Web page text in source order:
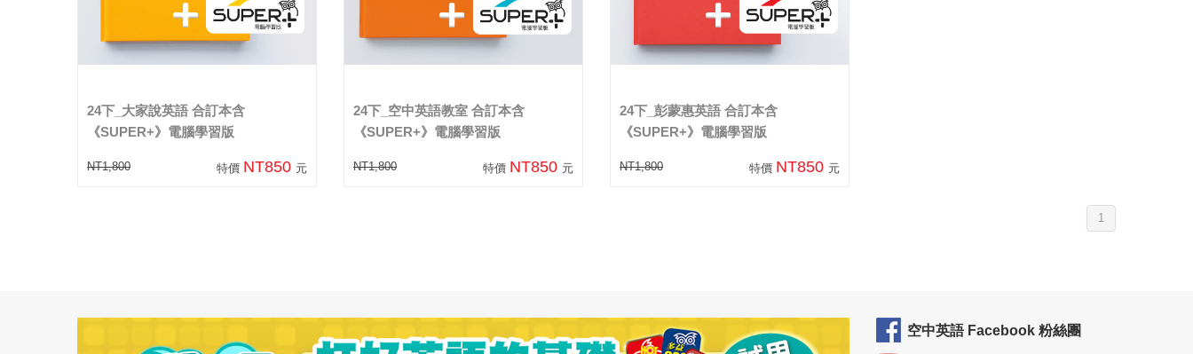
24下_大家說英語 合訂本含
《SUPER+》電腦學習版
NT1,800 特價 NT850 元
24下_空中英語教室 合訂本含
《SUPER+》電腦學習版
NT1,800 特價 NT850 元
24下_彭蒙惠英語 合訂本含
《SUPER+》電腦學習版
NT1,800 特價 NT850 元
1
空中英語 Facebook 粉絲團